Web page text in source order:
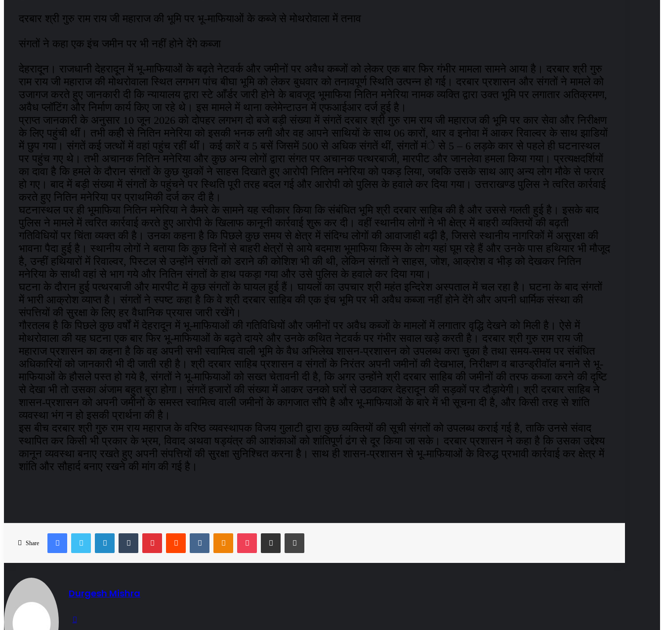
दरबार श्री गुरु राम राय जी महाराज की भूमि पर भू-माफियाओं के कब्जे से मोथरोवाला में तनाव
संगतों ने कहा एक इंच जमीन पर भी नहीं होने देंगे कब्जा
देहरादून। राजधानी देहरादून में भू-माफियाओं के बढ़ते नेटवर्क और जमीनों पर अवैध कब्जों को लेकर एक बार फिर गंभीर मामला सामने आया है। दरबार श्री गुरु
राम राय जी महाराज की मोथरोवाला स्थित लगभग पांच बीघा भूमि को लेकर बुधवार को तनावपूर्ण स्थिति उत्पन्न हो गई। दरबार प्रशासन और संगतों ने मामले को
उजागज करते हुए जानकारी दी कि न्यायालय द्वारा स्टे आँर्डर जारी होने के बावजूद भूमाफिया नितिन मनेरिया नामक व्यक्ति द्वारा उक्त भूमि पर लगातार अतिक्रमण,
अवैध प्लॉटिंग और निर्माण कार्य किए जा रहे थे। इस मामले में थाना क्लेमेन्टाउन में एफआईआर दर्ज हुई है।
प्राप्त जानकारी के अनुसार 10 जून 2026 को दोपहर लगभग दो बजे बड़ी संख्या में संगतें दरबार श्री गुरु राम राय जी महाराज की भूमि पर कार सेवा और निरीक्षण
के लिए पहुंची थीं। तभी कहीे से नितिन मनेरिया को इसकी भनक लगी और वह आपने साथियों के साथ 06 कारों, थार व इनोवा में आकर रिवाल्वर के साथ झाडियों
में छुप गया। संगतें कई जत्थों में वहां पहुंच रहीं थीं। कई कारें व 5 बसें जिसमें 500 से अधिक संगतें थीं, संगतों मंे से 5 – 6 लड़के कार से पहले ही घटनास्थल
पर पहुंच गए थे। तभी अचानक नितिन मनेरिया और कुछ अन्य लोगों द्वारा संगत पर अचानक पत्थरबाजी, मारपीट और जानलेवा हमला किया गया। प्रत्यक्षदर्शियों
का दावा है कि हमले के दौरान संगतों के कुछ युवकों ने साहस दिखाते हुए आरोपी नितिन मनेरिया को पकड़ लिया, जबकि उसके साथ आए अन्य लोग मौके से फरार
हो गए। बाद में बड़ी संख्या में संगतों के पहुंचने पर स्थिति पूरी तरह बदल गई और आरोपी को पुलिस के हवाले कर दिया गया। उत्तराखण्ड पुलिस ने त्वरित कार्रवाई
करते हुए नितिन मनेरिया पर प्राथमिकी दर्ज कर दी है।
घटनास्थल पर ही भूमाफिया नितिन मनेरिया ने कैमरे के सामने यह स्वीकार किया कि संबंधित भूमि श्री दरबार साहिब की है और उससे गलती हुई है। इसके बाद
पुलिस ने मामले में त्वरित कार्रवाई करते हुए आरोपी के खिलाफ कानूनी कार्रवाई शुरू कर दी। वहीं स्थानीय लोगों ने भी क्षेत्र में बाहरी व्यक्तियों की बढ़ती
गतिविधियों पर चिंता व्यक्त की है। उनका कहना है कि पिछले कुछ समय से क्षेत्र में संदिग्ध लोगों की आवाजाही बढ़ी है, जिससे स्थानीय नागरिकों में असुरक्षा की
भावना पैदा हुई है। स्थानीय लोगों ने बताया कि कुछ दिनों से बाहरी क्षेत्रों से आये बदमाश भूमाफिया किस्म के लोग यहां घूम रहे हैं और उनके पास हथियार भी मौजूद
है, उन्हीं हथियारों में रिवाल्वर, पिस्टल से उन्होंने संगतों को डराने की कोशिश भी की थी, लेकिन संगतों ने साहस, जोश, आक्रोश व भीड़ को देखकर नितिन
मनेरिया के साथी वहां से भाग गये और नितिन संगतों के हाथ पकड़ा गया और उसे पुलिस के हवाले कर दिया गया।
घटना के दौरान हुई पत्थरबाजी और मारपीट में कुछ संगतों के घायल हुई हैं। घायलों का उपचार श्री महंत इन्दिरेश अस्पताल में चल रहा है। घटना के बाद संगतों
में भारी आक्रोश व्याप्त है। संगतों ने स्पष्ट कहा है कि वे श्री दरबार साहिब की एक इंच भूमि पर भी अवैध कब्जा नहीं होने देंगे और अपनी धार्मिक संस्था की
संपत्तियों की सुरक्षा के लिए हर वैधानिक प्रयास जारी रखेंगे।
गौरतलब है कि पिछले कुछ वर्षों में देहरादून में भू-माफियाओं की गतिविधियों और जमीनों पर अवैध कब्जों के मामलों में लगातार वृद्धि देखने को मिली है। ऐसे में
मोथरोवाला की यह घटना एक बार फिर भू-माफियाओं के बढ़ते दायरे और उनके कथित नेटवर्क पर गंभीर सवाल खड़े करती है। दरबार श्री गुरु राम राय जी
महाराज प्रशासन का कहना है कि वह अपनी सभी स्वामित्व वाली भूमि के वैध अभिलेख शासन-प्रशासन को उपलब्ध करा चुका है तथा समय-समय पर संबंधित
अधिकारियों को जानकारी भी दी जाती रही है। श्री दरबार साहिब प्रशासन व संगतों के निरंतर अपनी जमीनों की देखभाल, निरीक्षण व बाउन्ड्रीवॉल बनाने से भू-
माफियाओं के हौसले पस्त हो गये है, संगतों ने भू-माफियाओं को सख्त चेतावनी दी है, कि अगर उन्होंने श्री दरबार साहिब की जमीनों की तरफ कब्जा करने की दृष्टि
से देखा भी तो उसका अंजाम बहुत बुरा होगा। संगतें हजारों की संख्या में आकर उनको घरों से उठवाकर देहरादून की सड़कों पर दौड़ायेगी। श्री दरबार साहिब ने
शासन-प्रशासन को अपनी जमीनों के समस्त स्वामित्व वाली जमीनों के कागजात सौंपे है और भू-माफियाओं के बारे में भी सूचना दी है, और किसी तरह से शांति
व्यवस्था भंग न हो इसकी प्रार्थना की है।
इस बीच दरबार श्री गुरु राम राय महाराज के वरिष्ठ व्यवस्थापक विजय गुलाटी द्वारा कुछ व्यक्तियों की सूची संगतों को उपलब्ध कराई गई है, ताकि उनसे संवाद
स्थापित कर किसी भी प्रकार के भ्रम, विवाद अथवा षड्यंत्र की आशंकाओं को शांतिपूर्ण ढंग से दूर किया जा सके। दरबार प्रशासन ने कहा है कि उसका उद्देश्य
कानून व्यवस्था बनाए रखते हुए अपनी संपत्तियों की सुरक्षा सुनिश्चित करना है। साथ ही शासन-प्रशासन से भू-माफियाओं के विरुद्ध प्रभावी कार्रवाई कर क्षेत्र में
शांति और सौहार्द बनाए रखने की मांग की गई है।
Share
FacebookTwitter LinkedInTumblrPinterestReddit VKontakteOdnoklassniki
Pocket Share via Email Print
Durgesh Mishra
Website